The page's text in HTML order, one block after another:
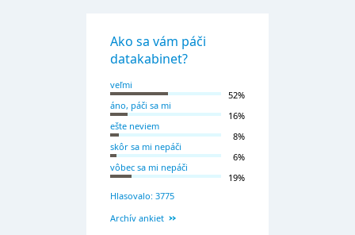
Ako sa vám páči
datakabinet?
veľmi
52%
áno, páči sa mi
16%
ešte neviem
8%
skôr sa mi nepáči
6%
vôbec sa mi nepáči
19%
Hlasovalo: 3775
Archív ankiet